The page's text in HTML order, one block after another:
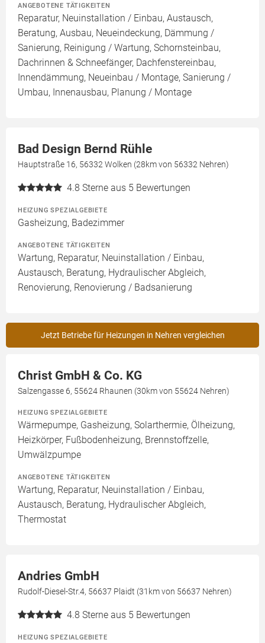
ANGEBOTENE TÄTIGKEITEN
Reparatur, Neuinstallation / Einbau, Austausch,
Beratung, Ausbau, Neueindeckung, Dämmung /
Sanierung, Reinigung / Wartung, Schornsteinbau,
Dachrinnen & Schneefänger, Dachfenstereinbau,
Innendämmung, Neueinbau / Montage, Sanierung /
Umbau, Innenausbau, Planung / Montage
Bad Design Bernd Rühle
Hauptstraße 16, 56332 Wolken (28km von 56332 Nehren)
4.8 Sterne aus 5 Bewertungen
HEIZUNG SPEZIALGEBIETE
Gasheizung, Badezimmer
ANGEBOTENE TÄTIGKEITEN
Wartung, Reparatur, Neuinstallation / Einbau,
Austausch, Beratung, Hydraulischer Abgleich,
Renovierung, Renovierung / Badsanierung
Jetzt Betriebe für Heizungen in Nehren vergleichen
Christ GmbH & Co. KG
Salzengasse 6, 55624 Rhaunen (30km von 55624 Nehren)
HEIZUNG SPEZIALGEBIETE
Wärmepumpe, Gasheizung, Solarthermie, Ölheizung,
Heizkörper, Fußbodenheizung, Brennstoffzelle,
Umwälzpumpe
ANGEBOTENE TÄTIGKEITEN
Wartung, Reparatur, Neuinstallation / Einbau,
Austausch, Beratung, Hydraulischer Abgleich,
Thermostat
Andries GmbH
Rudolf-Diesel-Str.4, 56637 Plaidt (31km von 56637 Nehren)
4.8 Sterne aus 5 Bewertungen
HEIZUNG SPEZIALGEBIETE